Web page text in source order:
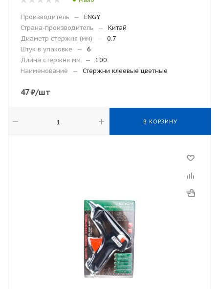
Производитель —
ENGY
Страна-производитель
—
Китай
Диаметр стержня (мм)
—
0.7
Штук в упаковке
—
6
Длина стержня мм
—
100
Наименование
— Стержни клеевые цветные
47₽/шт
В КОРЗИНУ